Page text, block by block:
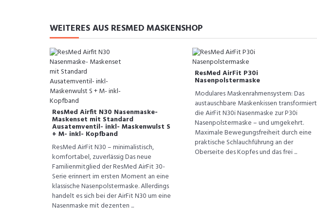
WEITERES AUS RESMED MASKENSHOP
ResMed Airfit N30 Nasenmaske-
Maskenset mit Standard
Ausatemventil- inkl- Maskenwulst S
+ M- inkl- Kopfband
ResMed AirFit N30 – minimalistisch,
komfortabel, zuverlässig Das neue
Familienmitglied der ResMed AirFit 30-
Serie erinnert im ersten Moment an eine
klassische Nasenpolstermaske. Allerdings
handelt es sich bei der AirFit N30 um eine
Nasenmaske mit dezenten ...
ResMed AirFit P30i
Nasenpolstermaske
Modulares Maskenrahmensystem: Das
austauschbare Maskenkissen transformiert
die AirFit N30i Nasenmaske zur P30i
Nasenpolstermaske – und umgekehrt.
Maximale Bewegungsfreiheit durch eine
praktische Schlauchführung an der
Oberseite des Kopfes und das frei ...